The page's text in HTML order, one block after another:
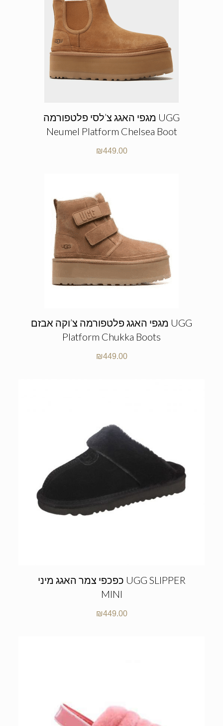
מגפי האגג צ’לסי פלטפורמה UGG
Neumel Platform Chelsea Boot
₪449.00
מגפי האגג פלטפורמה צ’וקה אבזם UGG
Platform Chukka Boots
₪449.00
כפכפי צמר האגג מיני UGG SLIPPER
MINI
₪449.00